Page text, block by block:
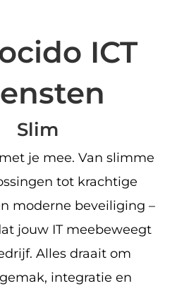
ICT
Slim
je mee. Van slimme
tot krachtige
moderne beveiliging –
jouw IT meebeweegt
Alles draait om
integratie en